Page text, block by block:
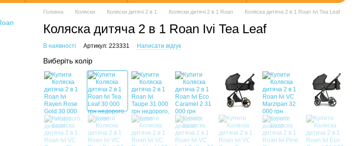
Головна Коляски Коляски дитячі 2 в 1 Коляски дитячі 2 в 1 Roan Коляска дитяча 2 в 1 Roan Ivi Tea Leaf
Коляска дитяча 2 в 1 Roan Ivi Tea Leaf
В наявності Артикул: 223331 Написати відгук
Виберіть колір